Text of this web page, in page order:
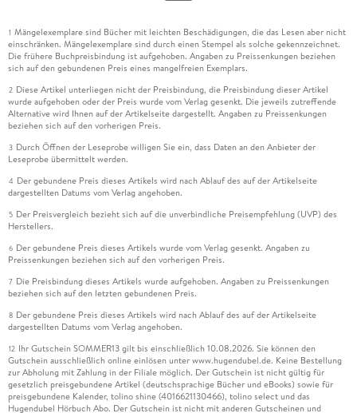
1 Mängelexemplare sind Bücher mit leichten Beschädigungen, die das Lesen aber nicht
einschränken. Mängelexemplare sind durch einen Stempel als solche gekennzeichnet.
Die frühere Buchpreisbindung ist aufgehoben. Angaben zu Preissenkungen beziehen
sich auf den gebundenen Preis eines mangelfreien Exemplars.
2 Diese Artikel unterliegen nicht der Preisbindung, die Preisbindung dieser Artikel
wurde aufgehoben oder der Preis wurde vom Verlag gesenkt. Die jeweils zutreffende
Alternative wird Ihnen auf der Artikelseite dargestellt. Angaben zu Preissenkungen
beziehen sich auf den vorherigen Preis.
3 Durch Öffnen der Leseprobe willigen Sie ein, dass Daten an den Anbieter der
Leseprobe übermittelt werden.
4 Der gebundene Preis dieses Artikels wird nach Ablauf des auf der Artikelseite
dargestellten Datums vom Verlag angehoben.
5 Der Preisvergleich bezieht sich auf die unverbindliche Preisempfehlung (UVP) des
Herstellers.
6 Der gebundene Preis dieses Artikels wurde vom Verlag gesenkt. Angaben zu
Preissenkungen beziehen sich auf den vorherigen Preis.
7 Die Preisbindung dieses Artikels wurde aufgehoben. Angaben zu Preissenkungen
beziehen sich auf den letzten gebundenen Preis.
8 Der gebundene Preis dieses Artikels wird nach Ablauf des auf der Artikelseite
dargestellten Datums vom Verlag angehoben.
12 Ihr Gutschein SOMMER13 gilt bis einschließlich 10.08.2026. Sie können den
Gutschein ausschließlich online einlösen unter www.hugendubel.de. Keine Bestellung
zur Abholung mit Zahlung in der Filiale möglich. Der Gutschein ist nicht gültig für
gesetzlich preisgebundene Artikel (deutschsprachige Bücher und eBooks) sowie für
preisgebundene Kalender, tolino shine (4016621130466), tolino select und das
Hugendubel Hörbuch Abo. Der Gutschein ist nicht mit anderen Gutscheinen und